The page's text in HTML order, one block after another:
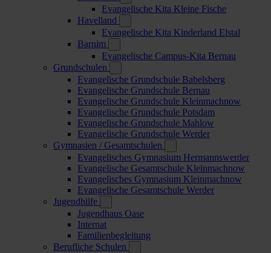
Evangelische Kita Kleine Fische
Havelland
Evangelische Kita Kinderland Elstal
Barnim
Evangelische Campus-Kita Bernau
Grundschulen
Evangelische Grundschule Babelsberg
Evangelische Grundschule Bernau
Evangelische Grundschule Kleinmachnow
Evangelische Grundschule Potsdam
Evangelische Grundschule Mahlow
Evangelische Grundschule Werder
Gymnasien / Gesamtschulen
Evangelisches Gymnasium Hermannswerder
Evangelische Gesamtschule Kleinmachnow
Evangelisches Gymnasium Kleinmachnow
Evangelische Gesamtschule Werder
Jugendhilfe
Jugendhaus Oase
Internat
Familienbegleitung
Berufliche Schulen